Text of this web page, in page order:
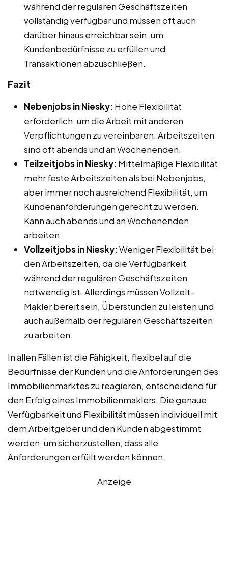
während der regulären Geschäftszeiten
vollständig verfügbar und müssen oft auch
darüber hinaus erreichbar sein, um
Kundenbedürfnisse zu erfüllen und
Transaktionen abzuschließen.
Fazit
Nebenjobs in Niesky: Hohe Flexibilität
erforderlich, um die Arbeit mit anderen
Verpflichtungen zu vereinbaren. Arbeitszeiten
sind oft abends und an Wochenenden.
Teilzeitjobs in Niesky: Mittelmäßige Flexibilität,
mehr feste Arbeitszeiten als bei Nebenjobs,
aber immer noch ausreichend Flexibilität, um
Kundenanforderungen gerecht zu werden.
Kann auch abends und an Wochenenden
arbeiten.
Vollzeitjobs in Niesky:Weniger Flexibilität bei
den Arbeitszeiten, da die Verfügbarkeit
während der regulären Geschäftszeiten
notwendig ist. Allerdings müssen Vollzeit-
Makler bereit sein, Überstunden zu leisten und
auch außerhalb der regulären Geschäftszeiten
zu arbeiten.
In allen Fällen ist die Fähigkeit, flexibel auf die
Bedürfnisse der Kunden und die Anforderungen des
Immobilienmarktes zu reagieren, entscheidend für
den Erfolg eines Immobilienmaklers. Die genaue
Verfügbarkeit und Flexibilität müssen individuell mit
dem Arbeitgeber und den Kunden abgestimmt
werden, um sicherzustellen, dass alle
Anforderungen erfüllt werden können.
Anzeige